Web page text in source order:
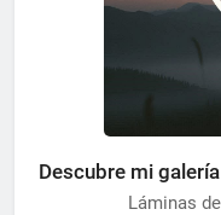
Descubre mi
Láminas